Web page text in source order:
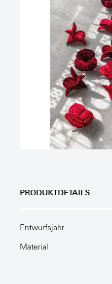
PRODUKTDETAILS
Entwurfsjahr
Material